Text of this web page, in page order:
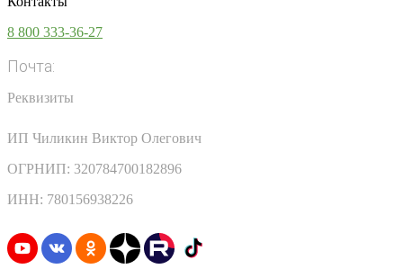
8 800 333-36-27
Почта:
Реквизиты
ИП Чиликин Виктор Олегович
ОГРНИП: 320784700182896
ИНН: 780156938226